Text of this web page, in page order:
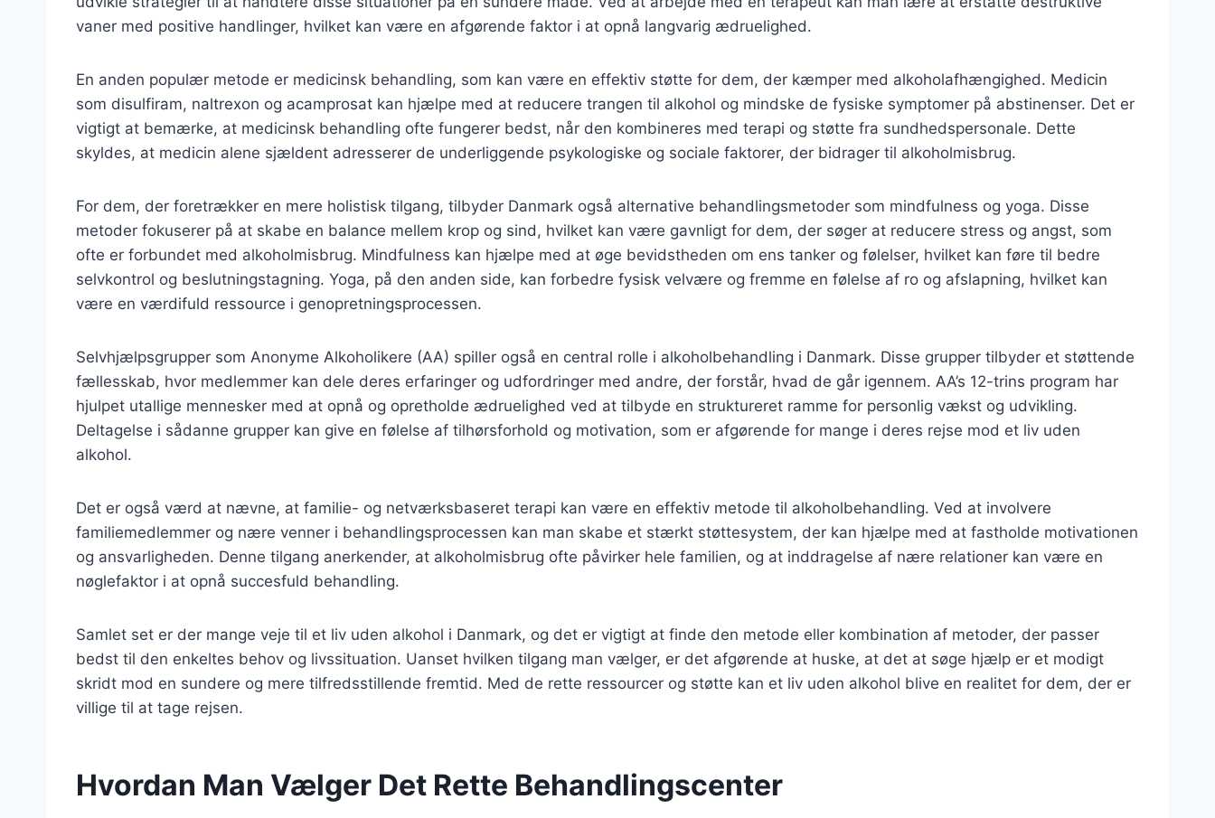
vaner med positive handlinger, hvilket kan være en afgørende faktor i at opnå langvarig ædruelighed.
En anden populær metode er medicinsk behandling, som kan være en effektiv støtte for dem, der kæmper med alkoholafhængighed. Medicin
som disulfiram, naltrexon og acamprosat kan hjælpe med at reducere trangen til alkohol og mindske de fysiske symptomer på abstinenser. Det er
vigtigt at bemærke, at medicinsk behandling ofte fungerer bedst, når den kombineres med terapi og støtte fra sundhedspersonale. Dette
skyldes, at medicin alene sjældent adresserer de underliggende psykologiske og sociale faktorer, der bidrager til alkoholmisbrug.
For dem, der foretrækker en mere holistisk tilgang, tilbyder Danmark også alternative behandlingsmetoder som mindfulness og yoga. Disse
metoder fokuserer på at skabe en balance mellem krop og sind, hvilket kan være gavnligt for dem, der søger at reducere stress og angst, som
ofte er forbundet med alkoholmisbrug. Mindfulness kan hjælpe med at øge bevidstheden om ens tanker og følelser, hvilket kan føre til bedre
selvkontrol og beslutningstagning. Yoga, på den anden side, kan forbedre fysisk velvære og fremme en følelse af ro og afslapning, hvilket kan
være en værdifuld ressource i genopretningsprocessen.
Selvhjælpsgrupper som Anonyme Alkoholikere (AA) spiller også en central rolle i alkoholbehandling i Danmark. Disse grupper tilbyder et støttende
fællesskab, hvor medlemmer kan dele deres erfaringer og udfordringer med andre, der forstår, hvad de går igennem. AA’s 12-trins program har
hjulpet utallige mennesker med at opnå og opretholde ædruelighed ved at tilbyde en struktureret ramme for personlig vækst og udvikling.
Deltagelse i sådanne grupper kan give en følelse af tilhørsforhold og motivation, som er afgørende for mange i deres rejse mod et liv uden
alkohol.
Det er også værd at nævne, at familie- og netværksbaseret terapi kan være en effektiv metode til alkoholbehandling. Ved at involvere
familiemedlemmer og nære venner i behandlingsprocessen kan man skabe et stærkt støttesystem, der kan hjælpe med at fastholde motivationen
og ansvarligheden. Denne tilgang anerkender, at alkoholmisbrug ofte påvirker hele familien, og at inddragelse af nære relationer kan være en
nøglefaktor i at opnå succesfuld behandling.
Samlet set er der mange veje til et liv uden alkohol i Danmark, og det er vigtigt at finde den metode eller kombination af metoder, der passer
bedst til den enkeltes behov og livssituation. Uanset hvilken tilgang man vælger, er det afgørende at huske, at det at søge hjælp er et modigt
skridt mod en sundere og mere tilfredsstillende fremtid. Med de rette ressourcer og støtte kan et liv uden alkohol blive en realitet for dem, der er
villige til at tage rejsen.
Hvordan Man Vælger Det Rette Behandlingscenter